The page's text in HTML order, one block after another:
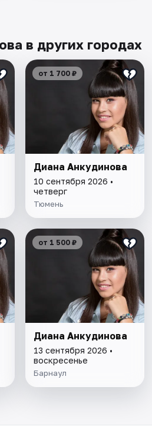
в других городах
от 1 700 ₽
Диана Анкудинова
10 сентября 2026 •
четверг
Тюмень
от 1 500 ₽
Диана Анкудинова
13 сентября 2026 •
воскресенье
Барнаул